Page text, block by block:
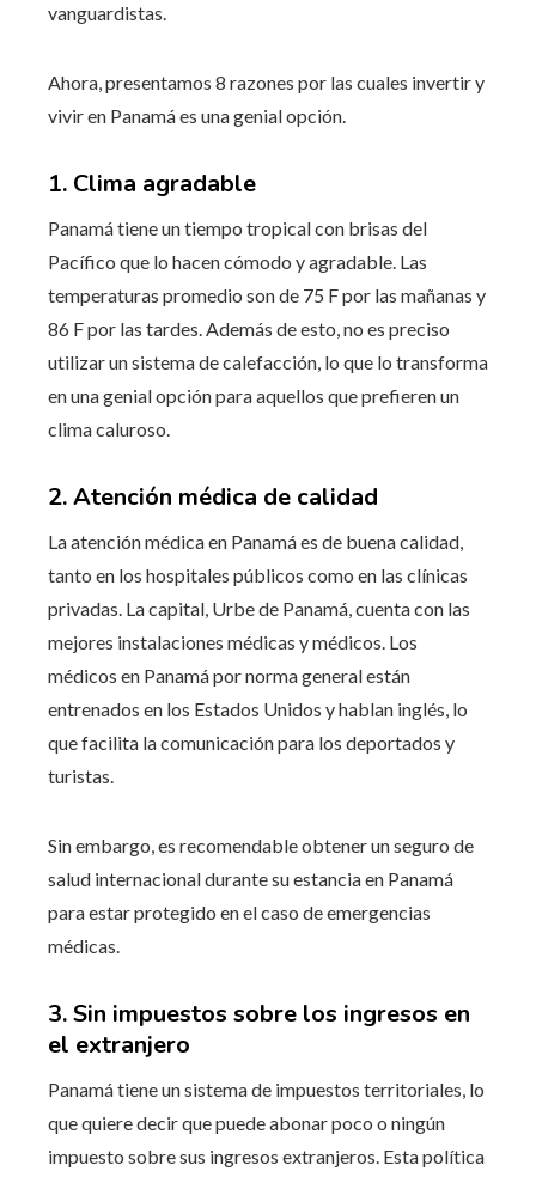
vanguardistas.
Ahora, presentamos 8 razones por las cuales invertir y
vivir en Panamá es una genial opción.
1. Clima agradable
Panamá tiene un tiempo tropical con brisas del
Pacífico que lo hacen cómodo y agradable. Las
temperaturas promedio son de 75 F por las mañanas y
86 F por las tardes. Además de esto, no es preciso
utilizar un sistema de calefacción, lo que lo transforma
en una genial opción para aquellos que prefieren un
clima caluroso.
2. Atención médica de calidad
La atención médica en Panamá es de buena calidad,
tanto en los hospitales públicos como en las clínicas
privadas. La capital, Urbe de Panamá, cuenta con las
mejores instalaciones médicas y médicos. Los
médicos en Panamá por norma general están
entrenados en los Estados Unidos y hablan inglés, lo
que facilita la comunicación para los deportados y
turistas.
Sin embargo, es recomendable obtener un seguro de
salud internacional durante su estancia en Panamá
para estar protegido en el caso de emergencias
médicas.
3. Sin impuestos sobre los ingresos en
el extranjero
Panamá tiene un sistema de impuestos territoriales, lo
que quiere decir que puede abonar poco o ningún
impuesto sobre sus ingresos extranjeros. Esta política